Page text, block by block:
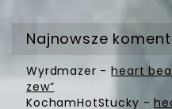
Najnowsze
Wyrdmazer -heart
zew”
KochamHotStucky -